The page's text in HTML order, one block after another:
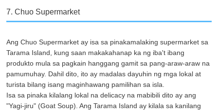
7. Chuo Supermarket
Ang Chuo Supermarket ay isa sa pinakamalaking supermarket sa
Tarama Island, kung saan makakahanap ka ng iba't ibang
produkto mula sa pagkain hanggang gamit sa pang-araw-araw na
pamumuhay. Dahil dito, ito ay madalas dayuhin ng mga lokal at
turista bilang isang maginhawang pamilihan sa isla.
Isa sa pinaka kilalang lokal na delicacy na mabibili dito ay ang
"Yagi-jiru" (Goat Soup). Ang Tarama Island ay kilala sa kanilang